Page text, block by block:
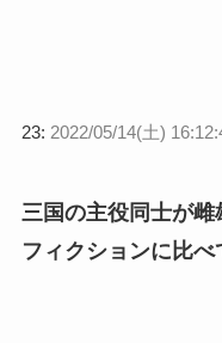
23: 2022/05/14(土)
三国の主役同士が
フィクションに比